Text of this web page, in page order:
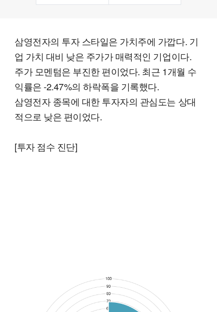
삼영전자의 투자 스타일은 가치주에 가깝다. 기
업 가치 대비 낮은 주가가 매력적인 기업이다.
주가 모멘텀은 부진한 편이었다. 최근 1개월 수
익률은 -2.47%의 하락폭을 기록했다.
삼영전자 종목에 대한 투자자의 관심도는 상대
적으로 낮은 편이었다.
[투자 점수 진단]